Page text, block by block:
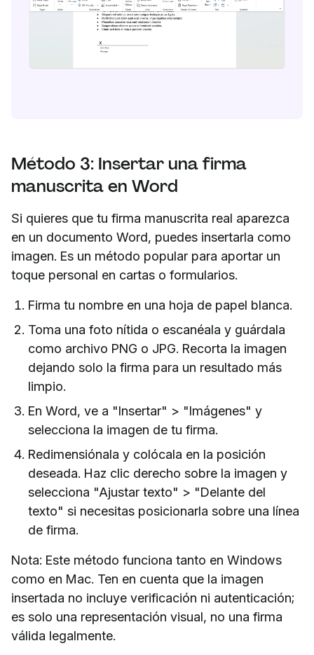
Método 3: Insertar una firma
manuscrita en Word
Si quieres que tu firma manuscrita real aparezca
en un documento Word, puedes insertarla como
imagen. Es un método popular para aportar un
toque personal en cartas o formularios.
Firma tu nombre en una hoja de papel blanca.
Toma una foto nítida o escanéala y guárdala
como archivo PNG o JPG. Recorta la imagen
dejando solo la firma para un resultado más
limpio.
En Word, ve a "Insertar" > "Imágenes" y
selecciona la imagen de tu firma.
Redimensiónala y colócala en la posición
deseada. Haz clic derecho sobre la imagen y
selecciona "Ajustar texto" > "Delante del
texto" si necesitas posicionarla sobre una línea
de firma.
Nota: Este método funciona tanto en Windows
como en Mac. Ten en cuenta que la imagen
insertada no incluye verificación ni autenticación;
es solo una representación visual, no una firma
válida legalmente.